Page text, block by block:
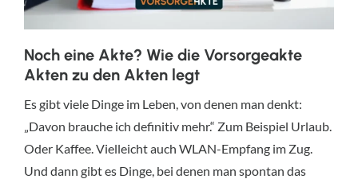
Noch eine Akte? Wie die Vorsorgeakte
Akten zu den Akten legt
Es gibt viele Dinge im Leben, von denen man denkt:
„Davon brauche ich definitiv mehr.“ Zum Beispiel Urlaub.
Oder Kaffee. Vielleicht auch WLAN-Empfang im Zug.
Und dann gibt es Dinge, bei denen man spontan das